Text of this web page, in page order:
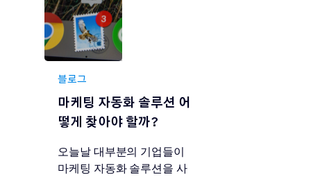
블로그
마케팅 자동화 솔루션 어
떻게 찾아야 할까?
오늘날 대부분의 기업들이
마케팅 자동화 솔루션을 사